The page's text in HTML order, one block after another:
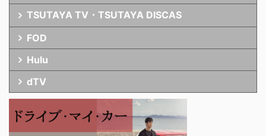
TSUTAYA TV・TSUTAYA DISCAS
FOD
Hulu
dTV